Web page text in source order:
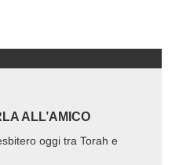
ALL’AMICO
oggi tra Torah e